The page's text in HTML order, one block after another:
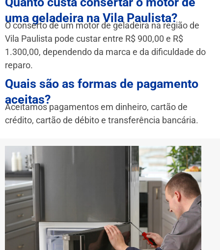
uma geladeira na Vila Paulista?
O conserto de um motor de geladeira na região de
Vila Paulista pode custar entre R$ 900,00 e R$
1.300,00, dependendo da marca e da dificuldade do
reparo.
Quais são as formas de pagamento
aceitas?
Aceitamos pagamentos em dinheiro, cartão de
crédito, cartão de débito e transferência bancária.